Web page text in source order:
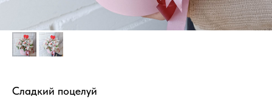
Сладкий поцелуй